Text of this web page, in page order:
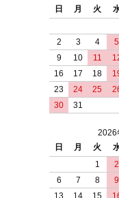
日
月 火
2
3 4 5
9
10 11
16
17 18
23
24 25
30
31
2026
日
月 火
1
2
6
7 8 9
13
14 15